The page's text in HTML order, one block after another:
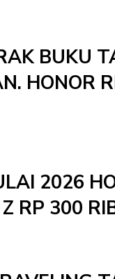
BUKU
HONOR
2026
RP 300